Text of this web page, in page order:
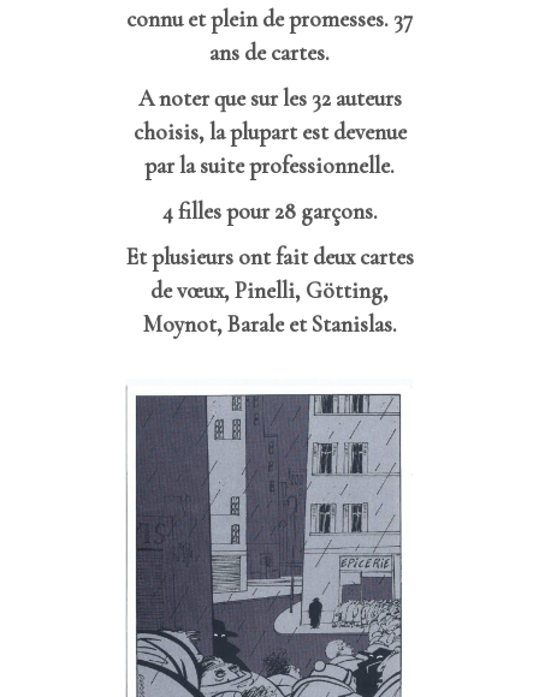
connu et plein de promesses. 37
ans de cartes.
A noter que sur les 32 auteurs
choisis, la plupart est devenue
par la suite professionnelle.
4 filles pour 28 garçons.
Et plusieurs ont fait deux cartes
de vœux, Pinelli, Götting,
Moynot, Barale et Stanislas.